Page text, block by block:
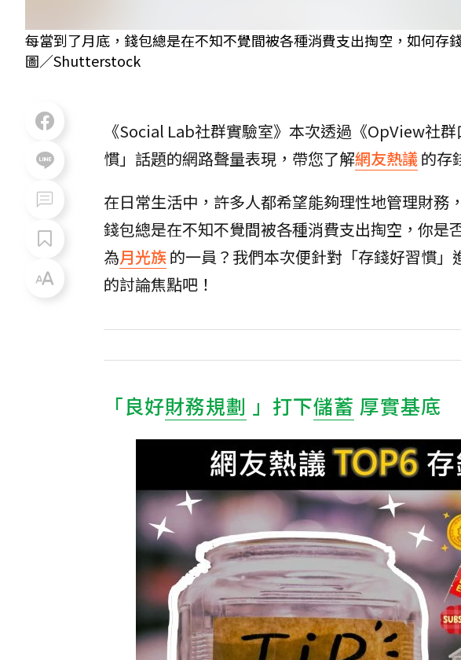
每當到了月底，錢包總是在不知不覺間被各種消費支出掏空，如何存
圖／Shutterstock
《Social Lab社群實驗室》本次透過《OpView社
慣」話題的網路聲量表現，帶您了解網友熱議的存
在日常生活中，許多人都希望能夠理性地管理財
錢包總是在不知不覺間被各種消費支出掏空，你是
為月光族的一員？我們本次便針對「存錢好習慣
的討論焦點吧！
「良好財務規劃 」打下儲蓄 厚實基底